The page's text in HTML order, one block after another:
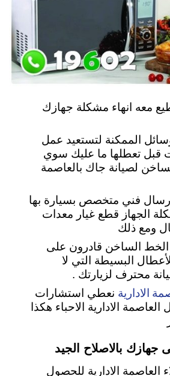
معه انهاء مشكلة جهازك
الممكنة لتستعيد عمل
قبل تعطلها ما عليك سوي
لصيانة جاك بالعاصمة
فني متخصص بسيارة بها
الجهاز قطع غيار معدات
ومع ذلك
الساخن قادرون على
البسيطة التي لا
محترف لزيارتك .
الادارية نعطي استشارات
الادارية الاحباء هكذا
بالاصلاح الجيد
العاصمة الادارية للحصول